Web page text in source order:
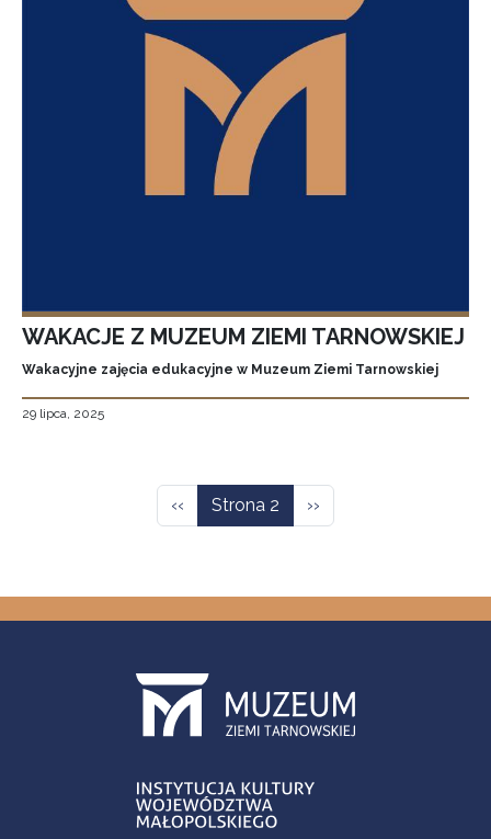
WAKACJE Z MUZEUM ZIEMI TARNOWSKIEJ
Wakacyjne zajęcia edukacyjne w Muzeum Ziemi Tarnowskiej
29 lipca, 2025
Poprzednia strona
‹‹ Strona 2 Następna strona
››